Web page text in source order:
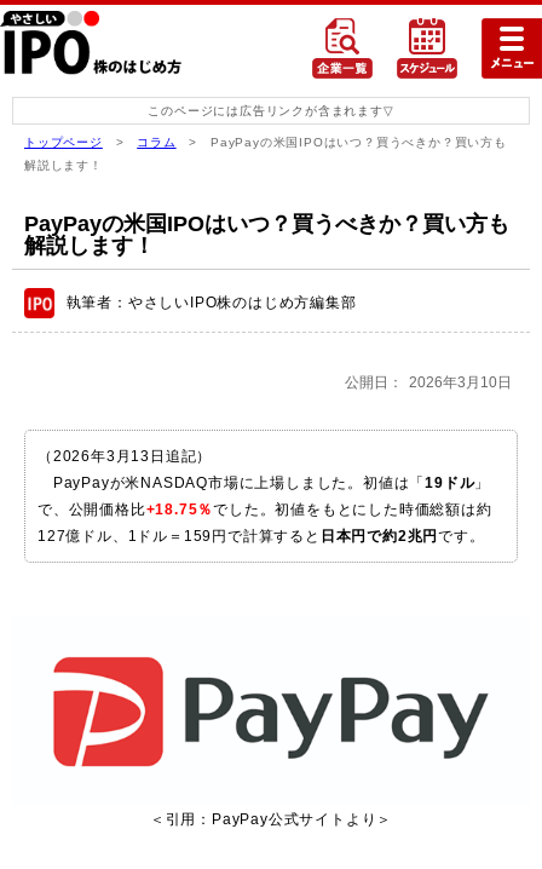
このページには広告リンクが含まれます
トップページ > コラム
> PayPayの米国IPOはいつ？買うべきか？買い方も
解説します！
PayPayの米国IPOはいつ？買うべきか？買い方も
解説します！
執筆者：やさしいIPO株のはじめ方編集部
公開日： 2026年3月10日
（2026年3月13日追記）
PayPayが米NASDAQ市場に上場しました。初値は「19ドル」
で、公開価格比+18.75％でした。初値をもとにした時価総額は約
127億ドル、1ドル＝159円で計算すると 日本円で約2兆円です。
＜引用：PayPay公式サイトより＞